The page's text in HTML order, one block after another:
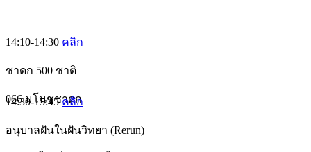
14:10-14:30 คลิก
ชาดก 500 ชาติ
066 มโนชชาดก
14:30-15:45คลิก
อนุบาลฝันในฝันวิทยา (Rerun)